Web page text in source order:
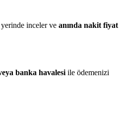
yerinde inceler ve anında nakit fiyat
banka havalesi ile ödemenizi